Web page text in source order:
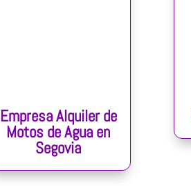
Empresa Alquiler de
Motos de Agua en
Segovia